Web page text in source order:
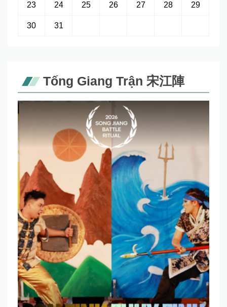
23 24 25 26 27 28 29
30 31
Tống Giang Trận 宋江陣